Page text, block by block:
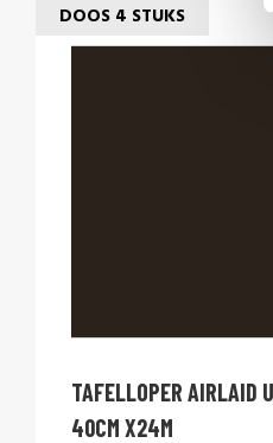
DOOS 4 STUKS
TAFELLOPER AIRLAID
40CM X24M